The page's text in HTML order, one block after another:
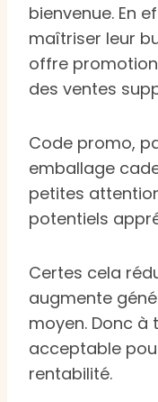
bienvenue. En
maîtriser leur
offre
des ventes
Code promo,
emballage
petites
potentiels
Certes cela
augmente
moyen. Donc à
acceptable
rentabilité.